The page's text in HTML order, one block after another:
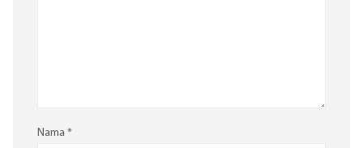
Nama *